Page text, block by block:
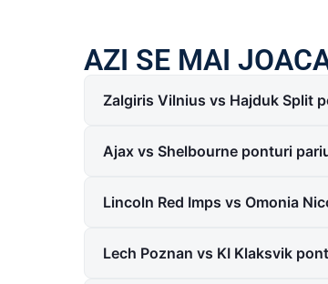
AZI SE MAI
Zalgiris Vilnius vs Hajduk Split
Ajax vs Shelbourne ponturi
Lincoln Red Imps vs Omonia
Lech Poznan vs KI Klaksvik